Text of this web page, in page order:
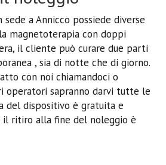
sede a Annicco possiede diverse
magnetoterapia con doppi
il cliente può curare due parti
, sia di notte che di giorno.
con noi chiamandoci o
operatori sapranno darvi tutte le
del dispositivo è gratuita e
il ritiro alla fine del noleggio è